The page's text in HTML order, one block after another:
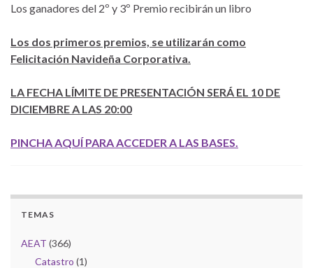
Los ganadores del 2º y 3º Premio recibirán un libro
Los dos primeros premios, se utilizarán como
Felicitación Navideña Corporativa.
LA FECHA LÍMITE DE PRESENTACIÓN SERÁ EL 10 DE
DICIEMBRE A LAS 20:00
PINCHA AQUÍ PARA ACCEDER A LAS BASES.
TEMAS
AEAT (366)
Catastro (1)